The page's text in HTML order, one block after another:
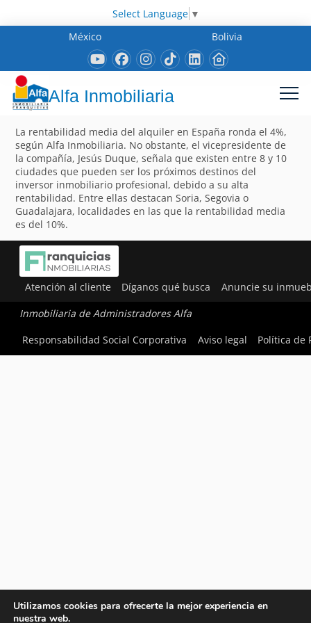
Select Language ▼
México
Bolivia
Alfa Inmobiliaria
La rentabilidad media del alquiler en España ronda el 4%,
según Alfa Inmobiliaria. No obstante, el vicepresidente de
la compañía, Jesús Duque, señala que existen entre 8 y 10
ciudades que pueden ser los próximos destinos del
inversor inmobiliario profesional, debido a su alta
rentabilidad. Entre ellas destacan Soria, Segovia o
Guadalajara, localidades en las que la rentabilidad media
es del 10%.
Atención al cliente Díganos qué busca Anuncie su
Inmobiliaria de Administradores Alfa
Responsabilidad Social Corporativa
Aviso legal Política de
Utilizamos cookies para ofrecerte la mejor experiencia en
nuestra web.